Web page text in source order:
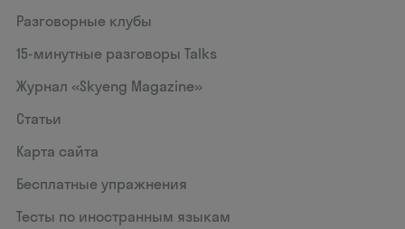
Разговорные клубы
15‑минутные разговоры Talks
Журнал «Skyeng Magazine»
Статьи
Карта сайта
Бесплатные упражнения
Тесты по иностранным языкам